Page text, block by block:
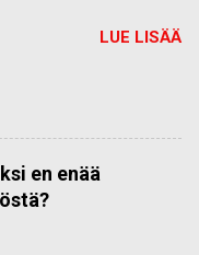
LUE LISÄÄ
en enää